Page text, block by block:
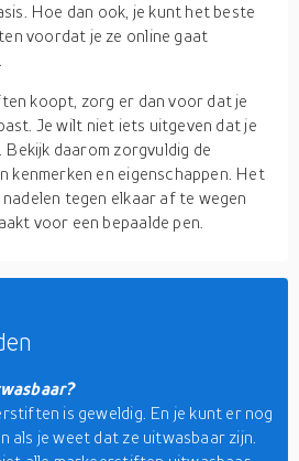
Hoe dan ook, je kunt het beste
voordat je ze online gaat
koopt, zorg er dan voor dat je
Je wilt niet iets uitgeven dat je
daarom zorgvuldig de
kenmerken en eigenschappen. Het
tegen elkaar af te wegen
voor een bepaalde pen.
is geweldig. En je kunt er nog
als je weet dat ze uitwasbaar zijn.